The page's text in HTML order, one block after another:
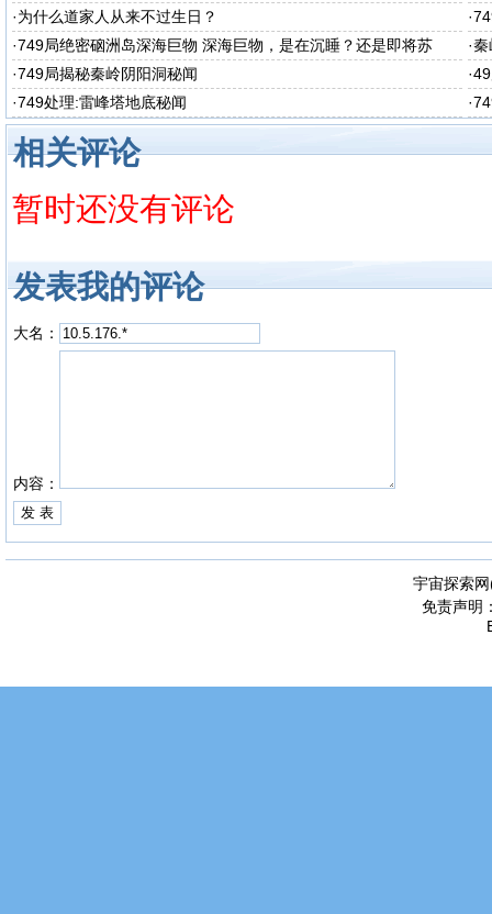
·为什么道家人从来不过生日？ ·
·749局绝密硇洲岛深海巨物 深海巨物，是在沉睡？还是即将苏
醒？
·秦
·749局揭秘秦岭阴阳洞秘闻 ·
·749处理:雷峰塔地底秘闻 ·
相关评论
暂时还没有评论
发表我的评论
大名：
内容：
宇宙探索
免责声明